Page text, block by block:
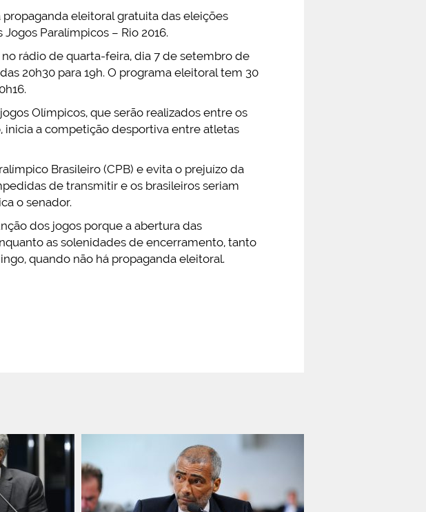
eleitoral gratuita das eleições
Paralímpicos – Rio 2016.
no rádio de quarta-feira, dia 7 de setembro de
20h30 para 19h. O programa eleitoral tem 30
Olímpicos, que serão realizados entre os
inicia a competição desportiva entre atletas
Brasileiro (CPB) e evita o prejuízo da
de transmitir e os brasileiros seriam
o senador.
dos jogos porque a abertura das
as solenidades de encerramento, tanto
quando não há propaganda eleitoral.